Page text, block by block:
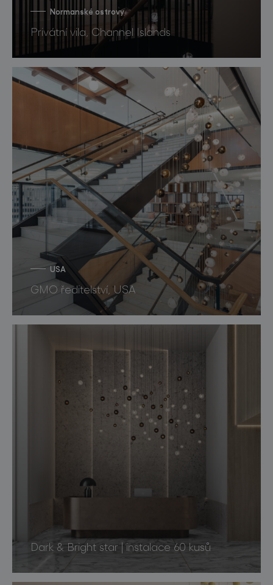
Normanské ostrovy
Privátní vila, Channel Islands
USA
GMO ředitelství, USA
Dark & Bright star | instalace 60 kusů